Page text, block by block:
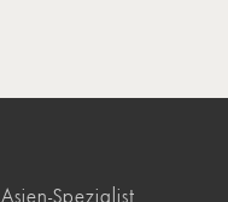
Spezialist